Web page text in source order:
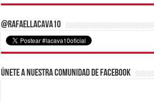
@RafaelLacava10
Únete a nuestra comunidad de Facebook